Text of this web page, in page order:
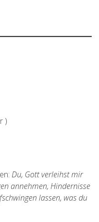
)
Du, Gott verleihst mir
annehmen, Hindernisse
lassen, was du